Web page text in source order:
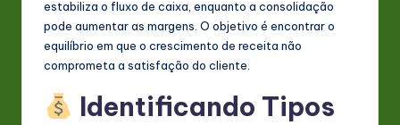
estabiliza o fluxo de caixa, enquanto a consolidação
pode aumentar as margens. O objetivo é encontrar o
equilíbrio em que o crescimento de receita não
comprometa a satisfação do cliente.
Identificando Tipos